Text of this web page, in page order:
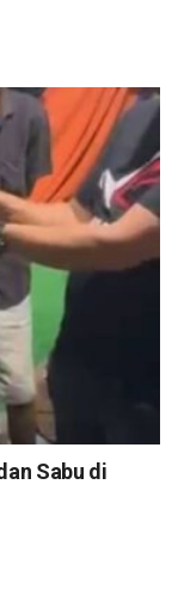
Sabu di